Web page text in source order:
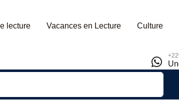
lecture Vacances en Lecture Culture